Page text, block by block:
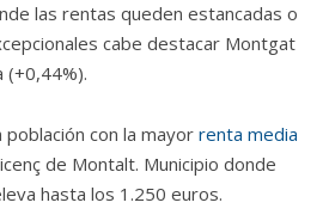
las rentas queden estancadas o
cabe destacar Montgat
(+0,44%).
con la mayor renta media
de Montalt. Municipio donde
hasta los 1.250 euros.